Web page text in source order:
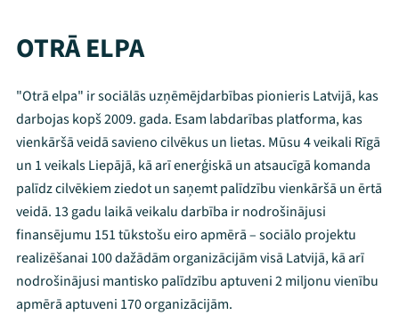
OTRĀ ELPA
"Otrā elpa" ir sociālās uzņēmējdarbības pionieris Latvijā, kas
darbojas kopš 2009. gada. Esam labdarības platforma, kas
vienkāršā veidā savieno cilvēkus un lietas. Mūsu 4 veikali Rīgā
un 1 veikals Liepājā, kā arī enerģiskā un atsaucīgā komanda
palīdz cilvēkiem ziedot un saņemt palīdzību vienkāršā un ērtā
veidā. 13 gadu laikā veikalu darbība ir nodrošinājusi
finansējumu 151 tūkstošu eiro apmērā – sociālo projektu
realizēšanai 100 dažādām organizācijām visā Latvijā, kā arī
nodrošinājusi mantisko palīdzību aptuveni 2 miljonu vienību
apmērā aptuveni 170 organizācijām.